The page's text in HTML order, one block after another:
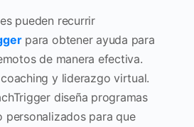
pueden recurrir
para obtener ayuda para
de manera efectiva.
y liderazgo virtual.
diseña programas
personalizados para que